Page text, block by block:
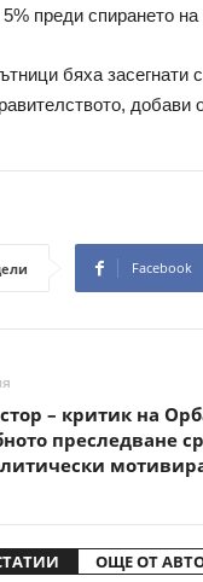
преди спирането
бяха засегнати
добави
Facebook
– критик на
преследване
ОЩЕ ОТ